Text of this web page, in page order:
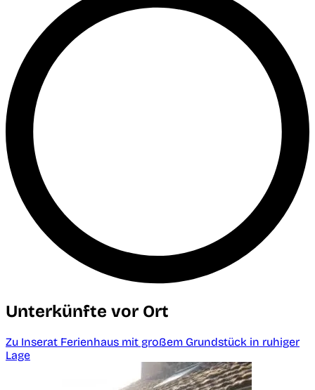
Unterkünfte vor Ort
Zu Inserat Ferienhaus mit großem Grundstück in ruhiger
Lage